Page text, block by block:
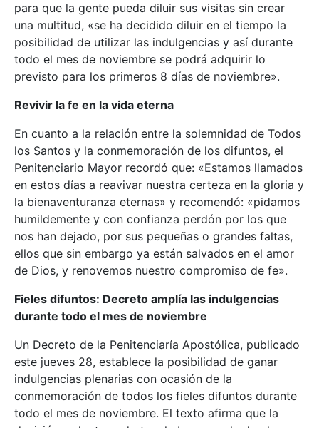
para que la gente pueda diluir sus visitas sin crear
una multitud, «se ha decidido diluir en el tiempo la
posibilidad de utilizar las indulgencias y así durante
todo el mes de noviembre se podrá adquirir lo
previsto para los primeros 8 días de noviembre».
Revivir la fe en la vida eterna
En cuanto a la relación entre la solemnidad de Todos
los Santos y la conmemoración de los difuntos, el
Penitenciario Mayor recordó que: «Estamos llamados
en estos días a reavivar nuestra certeza en la gloria y
la bienaventuranza eternas» y recomendó: «pidamos
humildemente y con confianza perdón por los que
nos han dejado, por sus pequeñas o grandes faltas,
ellos que sin embargo ya están salvados en el amor
de Dios, y renovemos nuestro compromiso de fe».
Fieles difuntos: Decreto amplía las indulgencias
durante todo el mes de noviembre
Un Decreto de la Penitenciaría Apostólica, publicado
este jueves 28, establece la posibilidad de ganar
indulgencias plenarias con ocasión de la
conmemoración de todos los fieles difuntos durante
todo el mes de noviembre. El texto afirma que la